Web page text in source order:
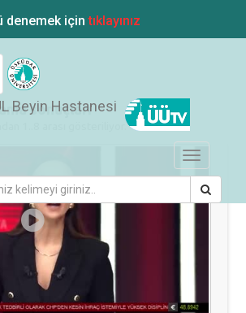
denemek içintıklayınız
Toggle
navigation
sonuçları
1..8 arası gösteriliyor.